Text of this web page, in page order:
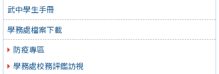
武中學生手冊
學務處檔案下載
防疫專區
學務處校務評鑑訪視